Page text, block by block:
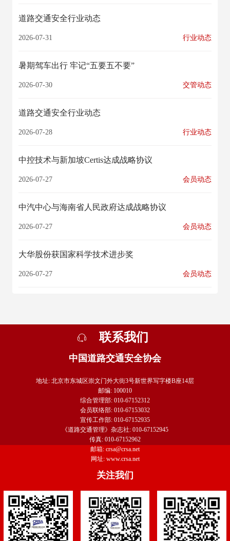
道路交通安全行业动态
2026-07-31 行业动态
暑期驾车出行 牢记“五要五不要”
2026-07-30 交管动态
道路交通安全行业动态
2026-07-28 行业动态
中控技术与新加坡Certis达成战略协议
2026-07-27 会员动态
中汽中心与海南省人民政府达成战略协议
2026-07-27 会员动态
大华股份获国家科学技术进步奖
2026-07-27 会员动态
联系我们
中国道路交通安全协会
地址: 北京市东城区崇文门外大街3号新世界写字楼B座14层
邮编: 100010
综合管理部: 010-67152312
会员联络部: 010-67153032
宣传工作部: 010-67152935
《道路交通管理》杂志社: 010-67152945
传真: 010-67152962
邮箱: crsa@crsa.net
网址: www.crsa.net
关注我们